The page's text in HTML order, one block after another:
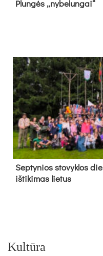
Plun­gės „ny­be­lun­gai“
Sep­ty­nios sto­vyk­los
iš­ti­ki­mas lie­tus
Kultūra